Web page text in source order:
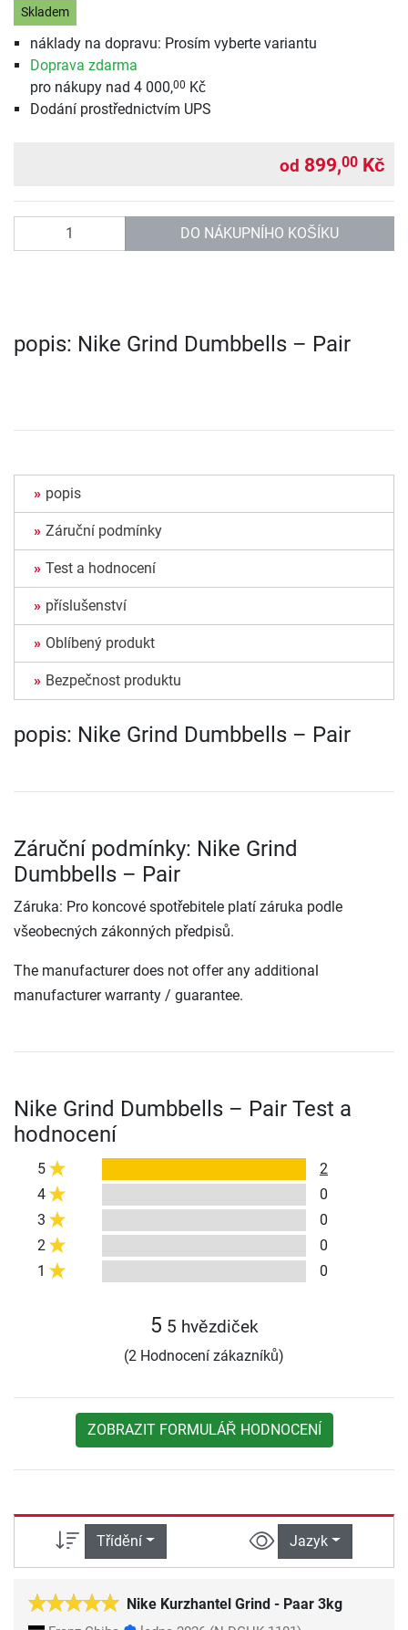
Skladem
náklady na dopravu: Prosím vyberte variantu
Doprava zdarma
pro nákupy nad 4 000,00 Kč
Dodání prostřednictvím UPS
od 899,00 Kč
DO NÁKUPNÍHO KOŠÍKU
popis: Nike Grind Dumbbells – Pair
popis
Záruční podmínky
Test a hodnocení
příslušenství
Oblíbený produkt
Bezpečnost produktu
popis: Nike Grind Dumbbells – Pair
Záruční podmínky: Nike Grind
Dumbbells – Pair
Záruka: Pro koncové spotřebitele platí záruka podle
všeobecných zákonných předpisů.
The manufacturer does not offer any additional
manufacturer warranty / guarantee.
Nike Grind Dumbbells – Pair Test a
hodnocení
5
2
4
0
3
0
2
0
1
0
5 5 hvězdiček
(2 Hodnocení zákazníků)
ZOBRAZIT FORMULÁŘ HODNOCENÍ
Třídění Jazyk
Nike Kurzhantel Grind - Paar 3kg